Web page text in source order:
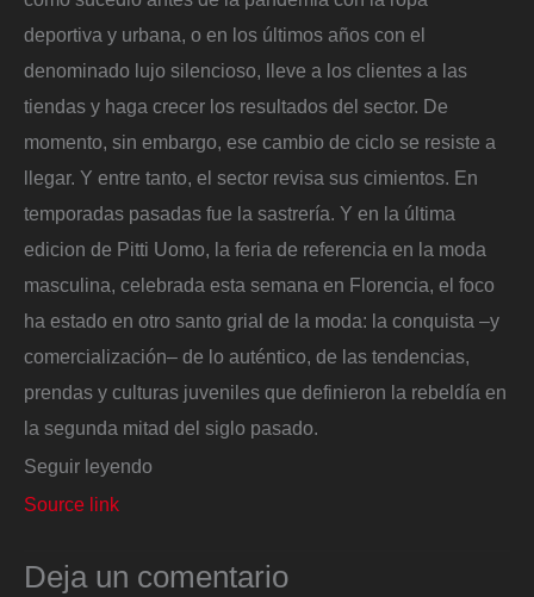
deportiva y urbana, o en los últimos años con el
denominado lujo silencioso, lleve a los clientes a las
tiendas y haga crecer los resultados del sector. De
momento, sin embargo, ese cambio de ciclo se resiste a
llegar. Y entre tanto, el sector revisa sus cimientos. En
temporadas pasadas fue la sastrería. Y en la última
edicion de Pitti Uomo, la feria de referencia en la moda
masculina, celebrada esta semana en Florencia, el foco
ha estado en otro santo grial de la moda: la conquista –y
comercialización– de lo auténtico, de las tendencias,
prendas y culturas juveniles que definieron la rebeldía en
la segunda mitad del siglo pasado.
Seguir leyendo
Source link
Deja un comentario